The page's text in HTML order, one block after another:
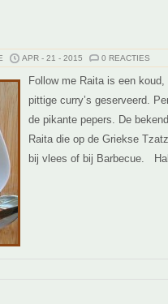
APR - 21 - 2015 0 REACTIES
Follow me Raita is een
pittige curry’s geserveerd.
de pikante pepers. De
Raita die op de Griekse
bij vlees of bij Barbecue.